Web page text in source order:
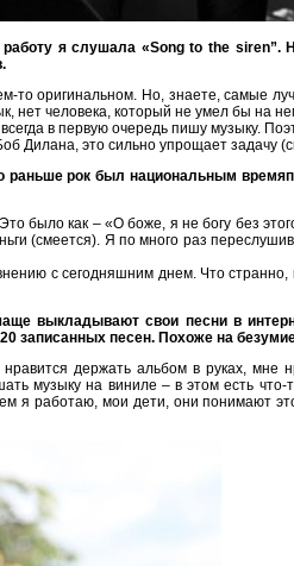
я слушала «Song to the siren”.
то оригинальном. Но, знаете, самые
нет человека, который не умел бы на
в первую очередь пишу музыку.
Дилана, это сильно упрощает задачу
раньше рок был национальным
было как – «О боже, я не богу без
(смеется). Я по много раз
с сегодняшним днем. Что странно,
выкладывают свои песни в
записанных песен. Похоже на
держать альбом в руках, мне
музыку на виниле – в этом есть
я работаю, мои дети, они понимают